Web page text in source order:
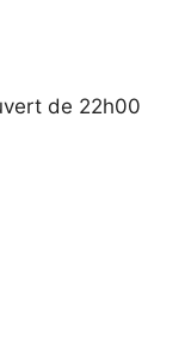
de 22h00